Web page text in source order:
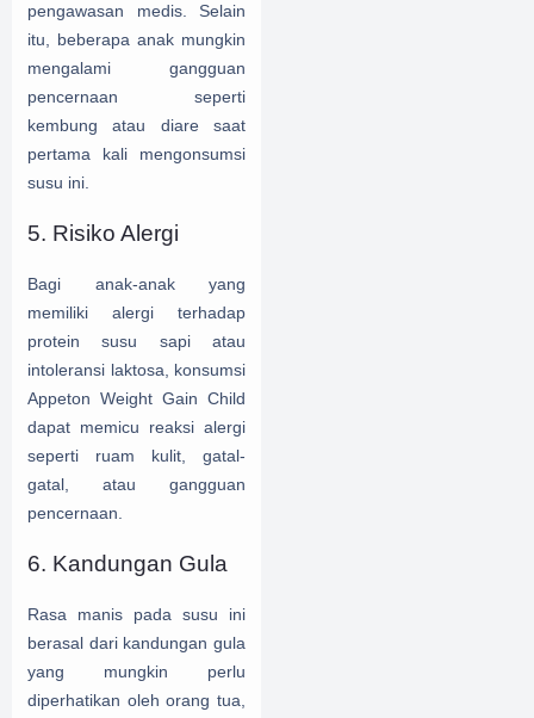
pengawasan medis. Selain
itu, beberapa anak mungkin
mengalami gangguan
pencernaan seperti
kembung atau diare saat
pertama kali mengonsumsi
susu ini.
5. Risiko Alergi
Bagi anak-anak yang
memiliki alergi terhadap
protein susu sapi atau
intoleransi laktosa, konsumsi
Appeton Weight Gain Child
dapat memicu reaksi alergi
seperti ruam kulit, gatal-
gatal, atau gangguan
pencernaan.
6. Kandungan Gula
Rasa manis pada susu ini
berasal dari kandungan gula
yang mungkin perlu
diperhatikan oleh orang tua,